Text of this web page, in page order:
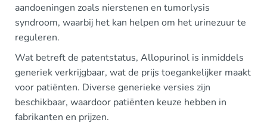
aandoeningen zoals nierstenen en tumorlysis
syndroom, waarbij het kan helpen om het urinezuur te
reguleren.
Wat betreft de patentstatus, Allopurinol is inmiddels
generiek verkrijgbaar, wat de prijs toegankelijker maakt
voor patiënten. Diverse generieke versies zijn
beschikbaar, waardoor patiënten keuze hebben in
fabrikanten en prijzen.